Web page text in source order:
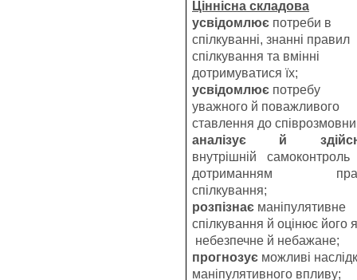
Ціннісна складова
усвідомлює потреби в
спілкуванні, знанні правил
спілкування та вмінні
дотримуватися їх;
усвідомлює потребу
уважного й поважливого
ставлення до
аналізує й
внутрішній самоконтроль
дотриманням
спілкування;
розпізнає маніпулятивне
спілкування й оцінює його
небезпечне й небажане;
прогнозує можливі
маніпулятивного впливу;